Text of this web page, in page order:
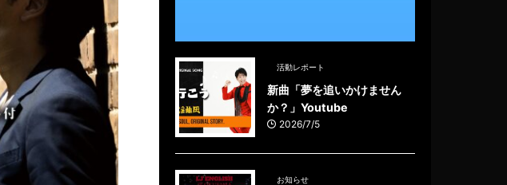
活動レポート
新曲「夢を追いかけません
か？」Youtube
2026/7/5
お知らせ